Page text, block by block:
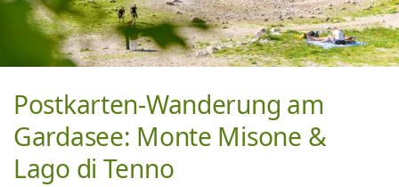
Postkarten-Wanderung am
Gardasee: Monte Misone &
Lago di Tenno